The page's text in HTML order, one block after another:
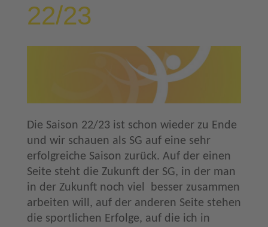
22/23
Die Saison 22/23 ist schon wieder zu Ende
und wir schauen als SG auf eine sehr
erfolgreiche Saison zurück. Auf der einen
Seite steht die Zukunft der SG, in der man
in der Zukunft noch viel besser zusammen
arbeiten will, auf der anderen Seite stehen
die sportlichen Erfolge, auf die ich in